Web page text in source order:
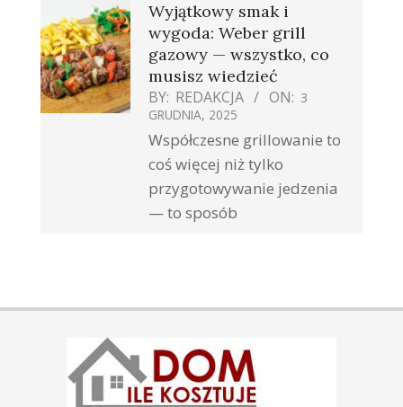
Wyjątkowy smak i
wygoda: Weber grill
gazowy — wszystko, co
musisz wiedzieć
BY: REDAKCJA ON: 3
GRUDNIA, 2025
Współczesne grillowanie to
coś więcej niż tylko
przygotowywanie jedzenia
— to sposób